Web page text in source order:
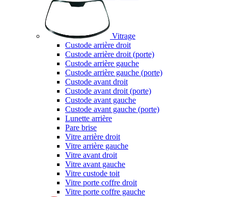
Vitrage
Custode arrière droit
Custode arrière droit (porte)
Custode arrière gauche
Custode arrière gauche (porte)
Custode avant droit
Custode avant droit (porte)
Custode avant gauche
Custode avant gauche (porte)
Lunette arrière
Pare brise
Vitre arrière droit
Vitre arrière gauche
Vitre avant droit
Vitre avant gauche
Vitre custode toit
Vitre porte coffre droit
Vitre porte coffre gauche